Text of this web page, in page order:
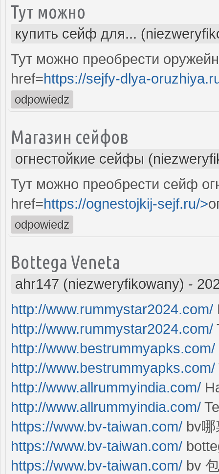
Тут можно
купить сейф для...
Тут можно преобрести
href=https://sejfy-dlya-
odpowiedz
Магазин сейфов
огнестойкие сейфы
Тут можно преобрести сейф
href=https://ognestojkij-sejf.ru/>
odpowiedz
Bottega Veneta
ahr147 (niezweryfikowany) -
http://www.rummystar2024.com/
http://www.rummystar2024.com/
http://www.bestrummyapks.com/
http://www.bestrummyapks.com/
http://www.allrummyindia.com/
http://www.allrummyindia.com/
https://www.bv-taiwan.com/ bv
https://www.bv-taiwan.com/
https://www.bv-taiwan.com/ bv 包